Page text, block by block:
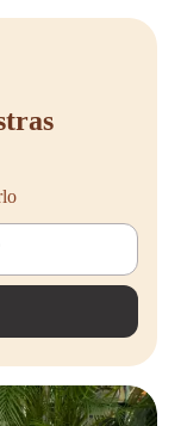
Leap V1 y
marca la
que puedas
tienes alguna
llevamos tus
a un futuro circular.
joya ergonómica